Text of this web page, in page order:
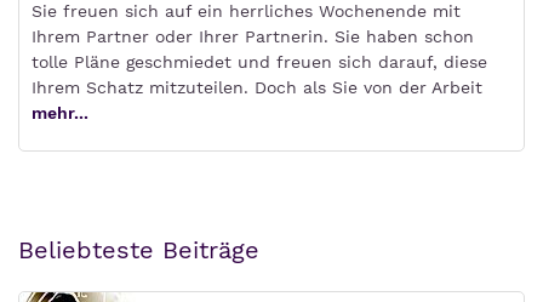
Sie freuen sich auf ein herrliches Wochenende mit
Ihrem Partner oder Ihrer Partnerin. Sie haben schon
tolle Pläne geschmiedet und freuen sich darauf, diese
Ihrem Schatz mitzuteilen. Doch als Sie von der Arbeit
mehr...
Beliebteste Beiträge